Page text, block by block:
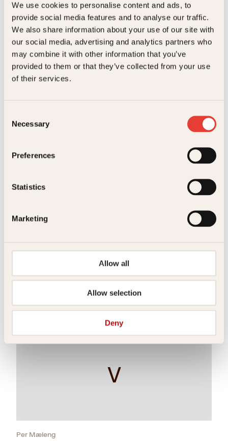
We use cookies to personalise content and ads, to
provide social media features and to analyse our traffic.
We also share information about your use of our site with
our social media, advertising and analytics partners who
may combine it with other information that you’ve
provided to them or that they’ve collected from your use
of their services.
Selection
Necessary
Preferences
Statistics
Marketing
Allow all
Allow selection
Deny
Karin Härjegård
Pianisten ved fjellvannet
Pocket239krKjøp
Ukraina
Les mer
V
Per Mæleng